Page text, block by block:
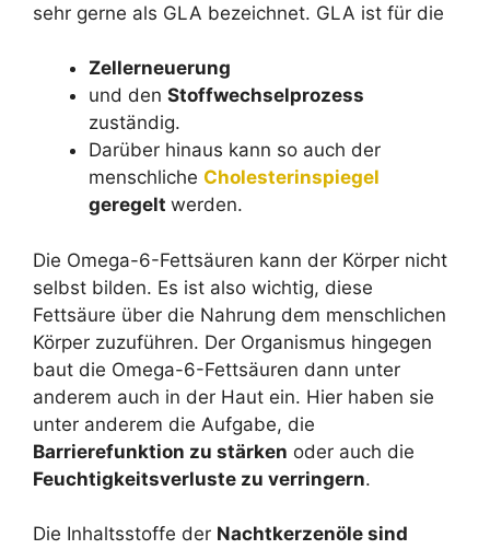
sehr gerne als GLA bezeichnet. GLA ist für die
Zellerneuerung
und den Stoffwechselprozess
zuständig.
Darüber hinaus kann so auch der
menschliche Cholesterinspiegel
geregelt werden.
Die Omega-6-Fettsäuren kann der Körper nicht
selbst bilden. Es ist also wichtig, diese
Fettsäure über die Nahrung dem menschlichen
Körper zuzuführen. Der Organismus hingegen
baut die Omega-6-Fettsäuren dann unter
anderem auch in der Haut ein. Hier haben sie
unter anderem die Aufgabe, die
Barrierefunktion zu stärken oder auch die
Feuchtigkeitsverluste zu verringern.
Die Inhaltsstoffe der Nachtkerzenöle sind